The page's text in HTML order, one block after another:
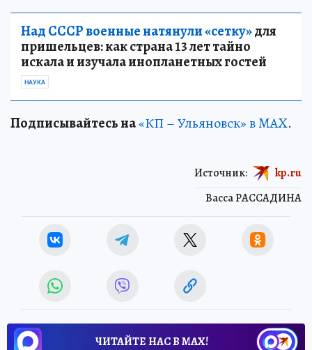
Над СССР военные натянули «сетку»для
пришельцев: как страна 13 лет тайно
искала и изучала инопланетных гостей
НАУКА
Подписывайтесь на«КП – Ульяновск» в MAX.
Васса РАССАДИНА
Источник: kp.ru
ЧИТАЙТЕ НАС В МАХ!